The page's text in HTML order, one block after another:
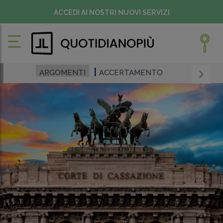
ACCEDI AI NOSTRI NUOVI SERVIZI
ARGOMENTI ACCERTAMENTO